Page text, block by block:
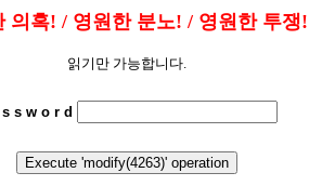
의혹! / 영원한 분노! / 영원한 투쟁!
읽기만 가능합니다.
s s w o r d